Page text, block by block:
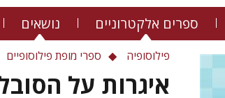
ספרים אלקטרוניים נושאים
פילוסופיה ספרי מופת פילוסופיים
איגרות על